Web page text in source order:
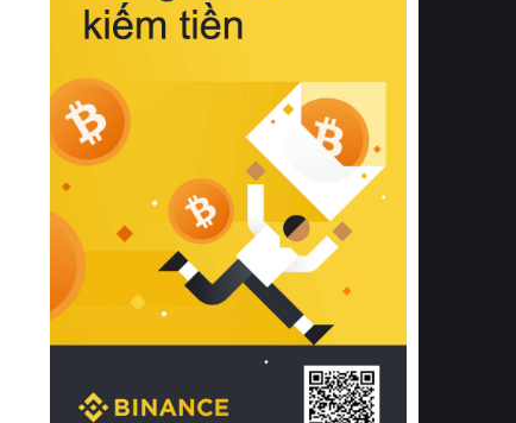
sản phẩm đạt chuẩn chất lượng quốc
tế còn giúp ngăn ngừa tình trạng kích
khuẩn và nấm mốc trong điều kiện
thời tiết nóng ẩm. Bạn có thể tìm hiểu
thêm các nghiên cứu khoa học về tác
động của giấc ngủ và môi trường
phòng ngủ đối với sức khỏe con
người tại Sleep Foundation (External
Link) để có cái nhìn toàn diện hơn.
2. Các tiêu chí vàng khi lựa chọn
chăn ga gối đệm cao cấp cho phòng
ngủ
Để sở hữu một bộ chăn ga gối đệm
cao cấp hoàn hảo cả về thẩm mỹ lẫn
công năng, người tiêu dùng cần cân
nhắc kỹ lưỡng các tiêu chí quan trọng